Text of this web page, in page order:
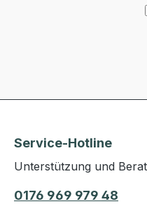
Service-Hotline
Unterstützung und
0176 969 979 48